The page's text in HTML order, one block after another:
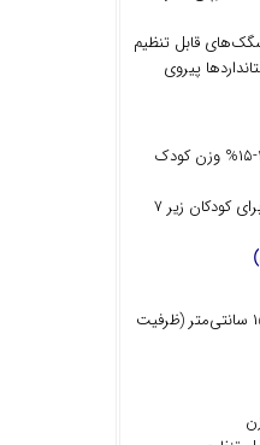
قابل تنظیم
پیروی
حداکثر وزن محتویات باید ۱۰-۱۵% وزن کودک
استفاده از کوله‌های چرخ‌دار برای کودکان زیر ۷
)
: ۳۸ × ۳۰ × ۱۵ سانتی‌متر (ظرفیت